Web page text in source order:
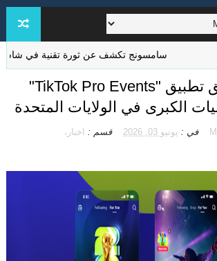
سامسونج تكشف عن ثورة تقنية في شاشات
تيك توك تُطلق تطبيق "TikTok Pro Events"
الكبرى في الولايات المتحدة
في : يونيو 03, 2026 قسم : اخبار،